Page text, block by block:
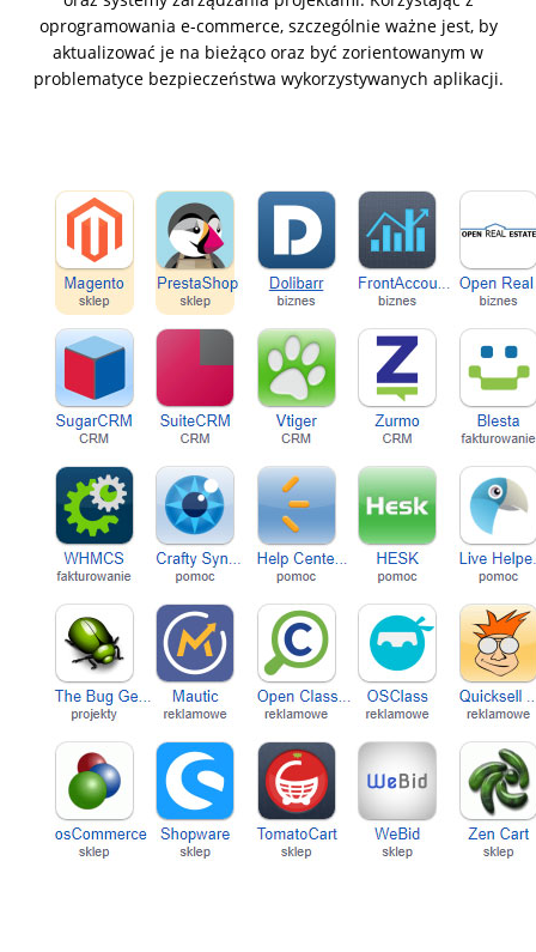
oprogramowania e-commerce, szczególnie ważne jest, by
aktualizować je na bieżąco oraz być zorientowanym w
problematyce bezpieczeństwa wykorzystywanych aplikacji.